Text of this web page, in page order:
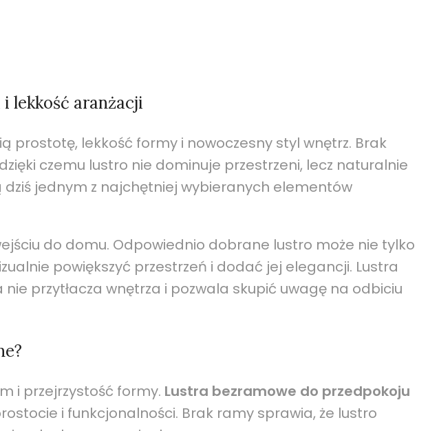
lekkość aranżacji
prostotę, lekkość formy i nowoczesny styl wnętrz. Brak
czemu lustro nie dominuje przestrzeni, lecz naturalnie
dziś jednym z najchętniej wybieranych elementów
do domu. Odpowiednio dobrane lustro może nie tylko
powiększyć przestrzeń i dodać jej elegancji. Lustra
przytłacza wnętrza i pozwala skupić uwagę na odbiciu
i przejrzystość formy. Lustra bezramowe do przedpokoju
i funkcjonalności. Brak ramy sprawia, że lustro